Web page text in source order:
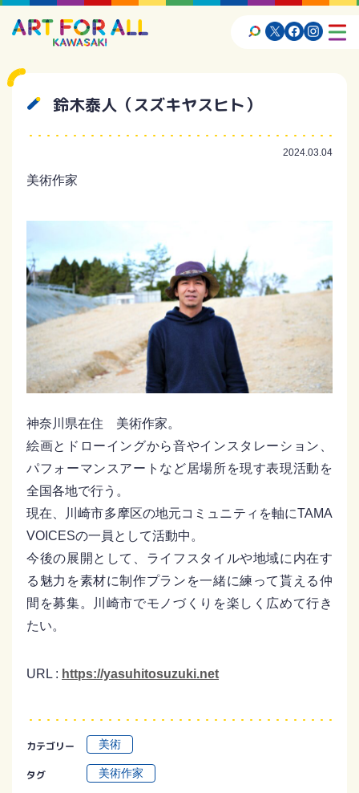
鈴木泰人（スズキヤスヒト）
2024.03.04
美術作家
神奈川県在住 美術作家。
絵画とドローイングから音やインスタレーション、
パフォーマンスアートなど居場所を現す表現活動を
全国各地で行う。
現在、川崎市多摩区の地元コミュニティを軸にTAMA
VOICESの一員として活動中。
今後の展開として、ライフスタイルや地域に内在す
る魅力を素材に制作プランを一緒に練って貰える仲
間を募集。川崎市でモノづくりを楽しく広めて行き
たい。
URL : https://yasuhitosuzuki.net
カテゴリー 美術
タグ 美術作家